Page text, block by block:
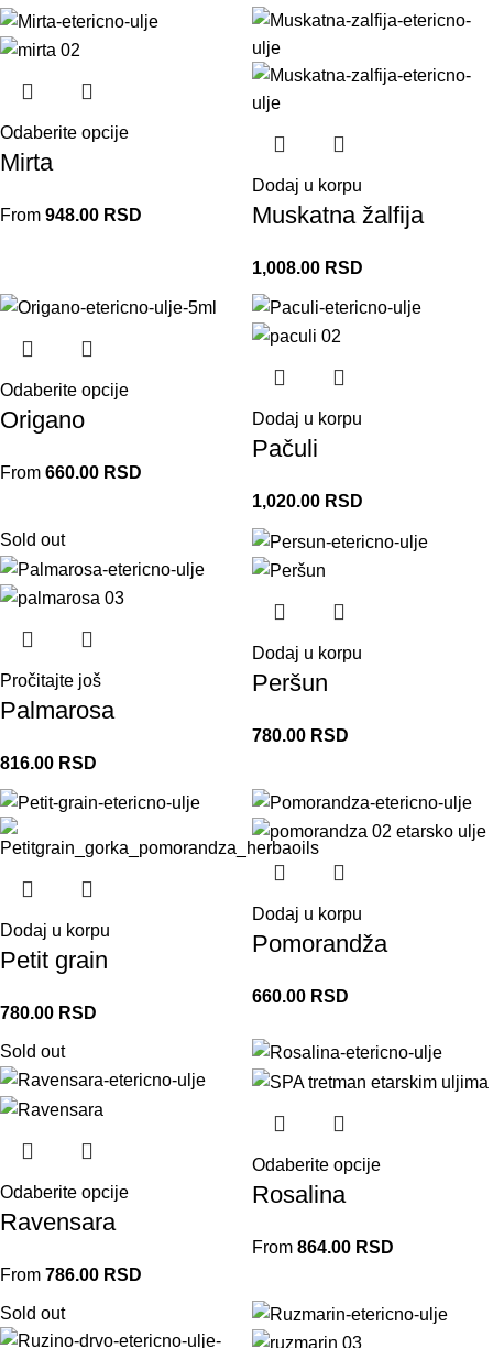
Odaberite opcije
Mirta
From 948.00 RSD
Dodaj u korpu
Muskatna žalfija
1,008.00 RSD
Odaberite opcije
Origano
From 660.00 RSD
Dodaj u korpu
Pačuli
1,020.00 RSD
Sold out
Pročitajte još
Palmarosa
816.00 RSD
Dodaj u korpu
Peršun
780.00 RSD
Dodaj u korpu
Petit grain
780.00 RSD
Dodaj u korpu
Pomorandža
660.00 RSD
Sold out
Odaberite opcije
Ravensara
From 786.00 RSD
Odaberite opcije
Rosalina
From 864.00 RSD
Sold out